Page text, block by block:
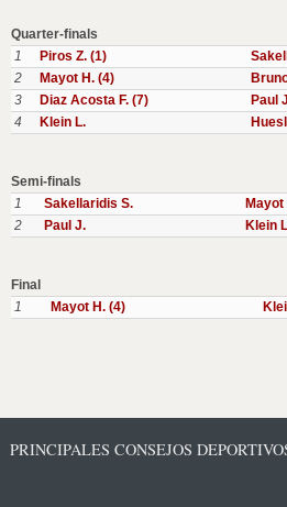
Quarter-finals
1
Piros Z. (1)
2
Mayot H. (4)
3
Diaz Acosta F. (7) Paul
4
Klein L.
Semi-finals
1
Sakellaridis S. Mayot
2
Paul J. Klein
Final
1
Mayot H. (4)
PRINCIPALES CONSEJOS